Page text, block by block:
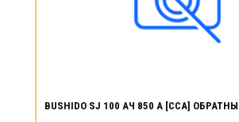
BUSHIDO SJ 100 АЧ 850 А [CCA]